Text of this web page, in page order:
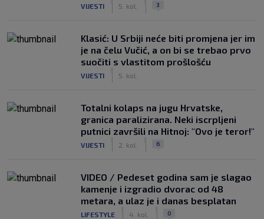
VIJESTI 5. kol. 3
Klasić: U Srbiji neće biti promjena jer im
je na čelu Vučić, a on bi se trebao prvo
suočiti s vlastitom prošlošću
VIJESTI 5. kol.
Totalni kolaps na jugu Hrvatske,
granica paralizirana. Neki iscrpljeni
putnici završili na Hitnoj: "Ovo je teror!"
VIJESTI 2. kol. 6
VIDEO / Pedeset godina sam je slagao
kamenje i izgradio dvorac od 48
metara, a ulaz je i danas besplatan
LIFESTYLE 4. kol. 0